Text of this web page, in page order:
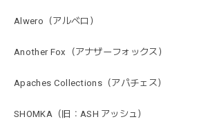
Alwero（アルベロ）
Another Fox（アナザーフォックス）
Apaches Collections（アパチェス）
SHOMKA（旧：ASH アッシュ）